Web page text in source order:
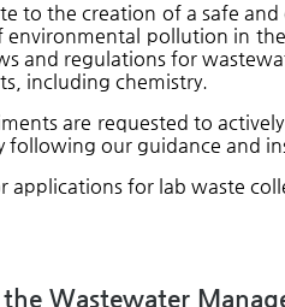
to the creation of a safe
environmental pollution in
and regulations for
including chemistry.
are requested to
following our guidance and
applications for lab waste
Wastewater